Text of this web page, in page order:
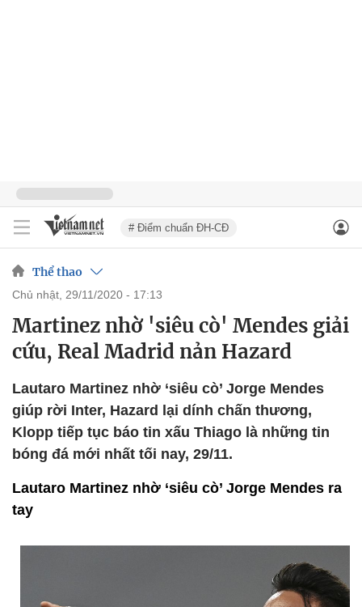
# Điểm chuẩn ĐH-CĐ
Thể thao
chủ nhật, 29/11/2020 - 17:13
Martinez nhờ 'siêu cò' Mendes giải
cứu, Real Madrid nản Hazard
Lautaro Martinez nhờ ‘siêu cò’ Jorge Mendes
giúp rời Inter, Hazard lại dính chấn thương,
Klopp tiếp tục báo tin xấu Thiago là những tin
bóng đá mới nhất tối nay, 29/11.
Lautaro Martinez nhờ ‘siêu cò’ Jorge Mendes ra
tay